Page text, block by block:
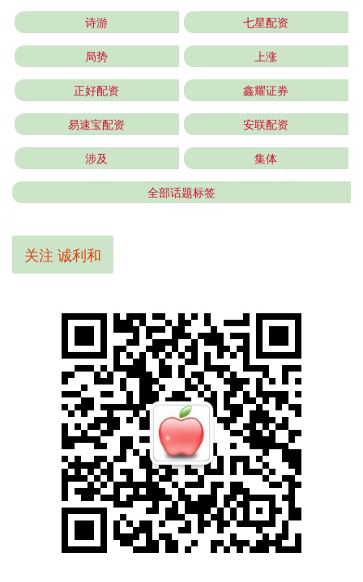
诗游 七星配资
局势 上涨
正好配资 鑫耀证券
易速宝配资 安联配资
涉及 集体
全部话题标签
关注 诚利和